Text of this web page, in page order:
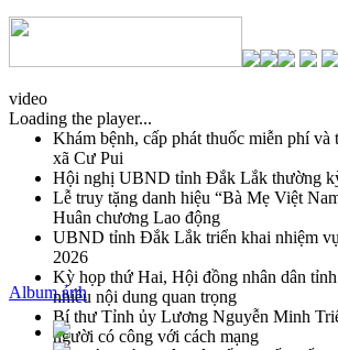
video
Loading the player...
Khám bệnh, cấp phát thuốc miễn phí và
xã Cư Pui
Hội nghị UBND tỉnh Đắk Lắk thường
Lễ truy tặng danh hiệu “Bà Mẹ Việt
Huân chương Lao động
UBND tỉnh Đắk Lắk triển khai nhiệm
2026
Kỳ họp thứ Hai, Hội đồng nhân dân
nhiều nội dung quan trọng
Bí thư Tỉnh ủy Lương Nguyễn Minh
người có công với cách mạng
Album ảnh